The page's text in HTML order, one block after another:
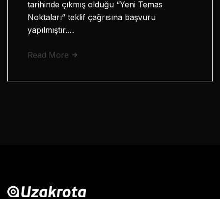
tarihinde çıkmış olduğu “Yeni Temas
Noktaları” teklif çağrısına başvuru
yapılmıştır.…
Read More